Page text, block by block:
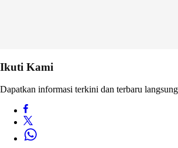
Ikuti Kami
Dapatkan informasi terkini dan terbaru